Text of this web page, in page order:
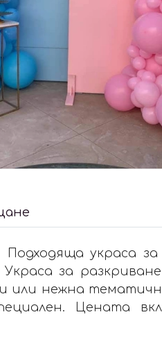
украса
за
или нежна
Цената